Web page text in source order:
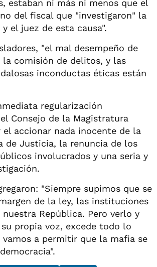
estaban ni más ni menos que el
del fiscal que "investigaron" la
el juez de esta causa".
"el mal desempeño de
la comisión de delitos, y las
inconductas éticas están
regularización
Consejo de la Magistratura
el accionar nada inocente de la
de Justicia, la renuncia de los
involucrados y una seria y
"Siempre supimos que se
de la ley, las instituciones
República. Pero verlo y
propia voz, excede todo lo
vamos a permitir que la mafia se